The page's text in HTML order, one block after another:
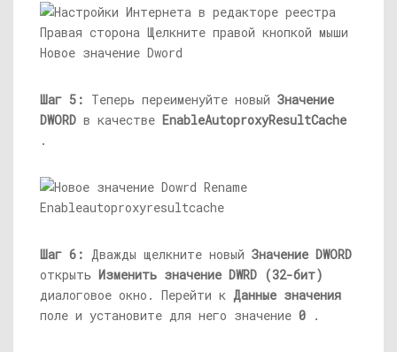
Шаг 5: Теперь переименуйте новый Значение
DWORD в качестве EnableAutoproxyResultCache
.
Шаг 6: Дважды щелкните новый Значение DWORD
открыть Изменить значение DWRD (32-бит)
диалоговое окно. Перейти к Данные значения
поле и установите для него значение 0 .